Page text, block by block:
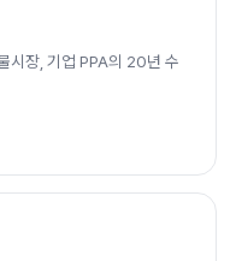
시장, 기업 PPA의 20년 수